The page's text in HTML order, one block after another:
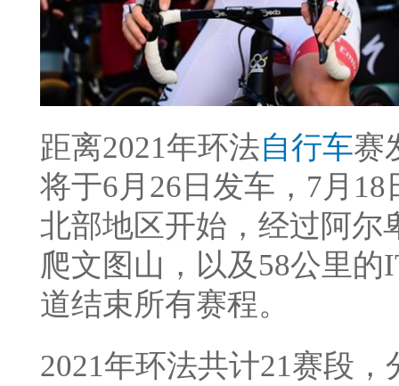
距离2021年环法自行车赛
将于6月26日发车，7月18
北部地区开始，经过阿尔
爬文图山，以及58公里
道结束所有赛程。
2021年环法共计21赛段